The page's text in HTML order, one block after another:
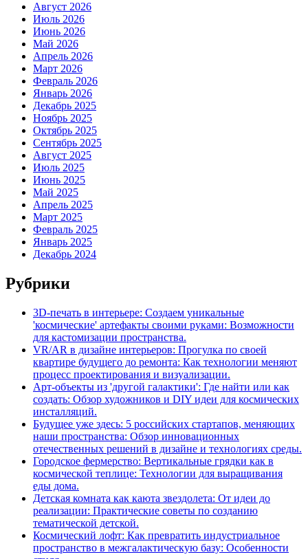
Август 2026
Июль 2026
Июнь 2026
Май 2026
Апрель 2026
Март 2026
Февраль 2026
Январь 2026
Декабрь 2025
Ноябрь 2025
Октябрь 2025
Сентябрь 2025
Август 2025
Июль 2025
Июнь 2025
Май 2025
Апрель 2025
Март 2025
Февраль 2025
Январь 2025
Декабрь 2024
Рубрики
3D-печать в интерьере: Создаем уникальные
'космические' артефакты своими руками: Возможности
для кастомизации пространства.
VR/AR в дизайне интерьеров: Прогулка по своей
квартире будущего до ремонта: Как технологии меняют
процесс проектирования и визуализации.
Арт-объекты из 'другой галактики': Где найти или как
создать: Обзор художников и DIY идеи для космических
инсталляций.
Будущее уже здесь: 5 российских стартапов, меняющих
наши пространства: Обзор инновационных
отечественных решений в дизайне и технологиях среды.
Городское фермерство: Вертикальные грядки как в
космической теплице: Технологии для выращивания
еды дома.
Детская комната как каюта звездолета: От идеи до
реализации: Практические советы по созданию
тематической детской.
Космический лофт: Как превратить индустриальное
пространство в межгалактическую базу: Особенности